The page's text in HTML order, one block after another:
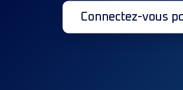
Connectez-vous